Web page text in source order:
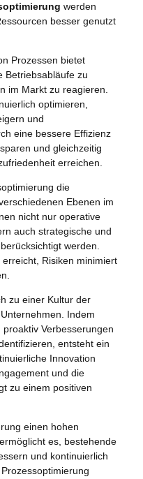
werden
besser genutzt
Prozessen bietet
Betriebsabläufe zu
im Markt zu reagieren.
optimieren,
und
eine bessere Effizienz
und gleichzeitig
erreichen.
die
Ebenen im
nicht nur operative
auch strategische und
werden.
Risiken minimiert
zu einer Kultur der
Indem
Verbesserungen
entsteht ein
Innovation
und die
zu einem positiven
einen hohen
es, bestehende
und kontinuierlich